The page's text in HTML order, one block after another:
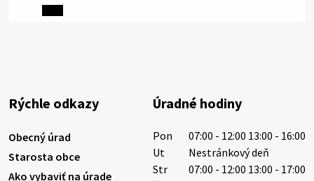
výdatnosti vodárenských zdrojov.
Západoslovenská vodárenská spoločnosť preto
6. augusta 2026 08:12
Rýchle odkazy
Obecný úrad
Starosta obce
Ako vybaviť na úrade
Úradné hodiny
Pon
07:00 - 12:00 13:00 - 16:00
Ut
Nestránkový deň
Str
07:00 - 12:00 13:00 - 17:00